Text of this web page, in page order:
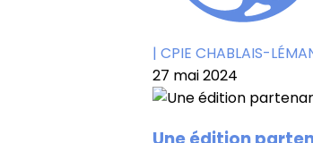
| CPIE CHABLAIS-
27 mai 2024